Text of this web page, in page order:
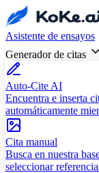
Asistente de ensayos
Generador de citas
Auto-Cite AI
Encuentra e inserta
automáticamente
Cita manual
Busca en nuestra
seleccionar